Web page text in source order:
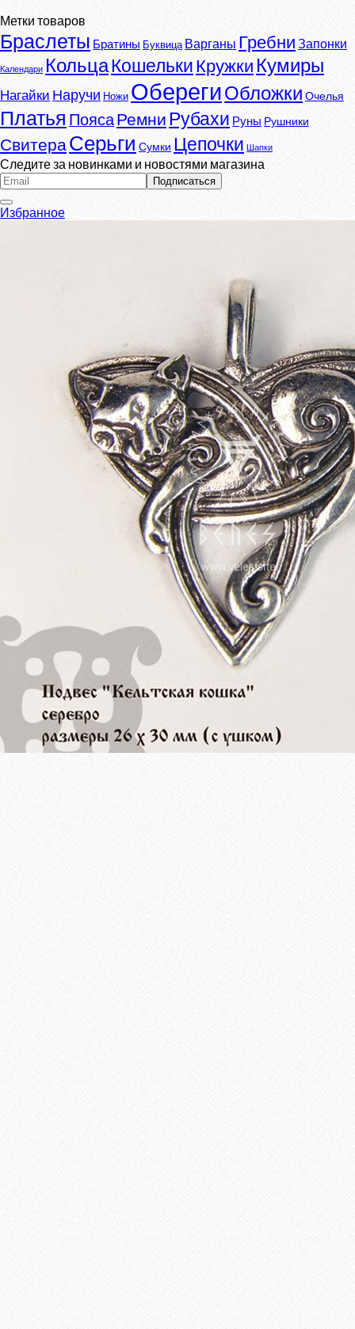
Метки товаров
Браслеты Братины Буквица Варганы Гребни Запонки
Календари КольцаКошелькиКружки Кумиры
Нагайки Наручи Ножи ОберегиОбложки Очелья
Платья ПоясаРемни Рубахи Руны Рушники
СвитераСерьги Сумки Цепочки Шапки
Следите за новинками и новостями магазина
Избранное